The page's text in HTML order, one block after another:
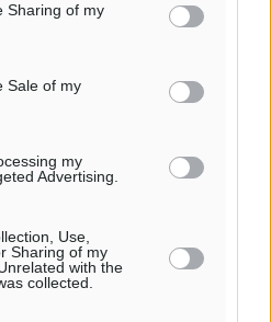
Sharing of my
Sale of my
my
Advertising.
Use,
Sharing of my
with the
collected.
στα νησιά